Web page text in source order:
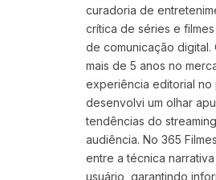
curadoria de
crítica de séries e
de comunicação digital.
mais de 5 anos no
experiência editorial no
desenvolvi um olhar
tendências do
audiência. No 365
entre a técnica
usuário, garantindo